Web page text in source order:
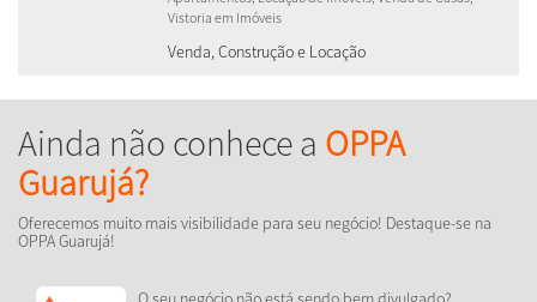
Vistoria em Imóveis
Venda, Construção e Locação
Ainda não conhece a OPPA
Guarujá?
Oferecemos muito mais visibilidade para seu negócio! Destaque-se na
OPPA Guarujá!